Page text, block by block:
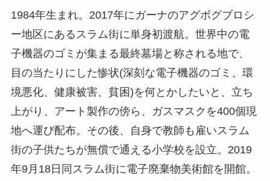
1984年生まれ。2017年にガーナのアグボグブロシ
ー地区にあるスラム街に単身初渡航。世界中の電
子機器のゴミが集まる最終墓場と称される地で、
目の当たりにした惨状(深刻な電子機器のゴミ、環
境悪化、健康被害、貧困)を何とかしたいと、立ち
上がり、アート製作の傍ら、ガスマスクを400個現
地へ運び配布。その後、自身で教師も雇いスラム
街の子供たちが無償で通える小学校を設立。2019
年9月18日同スラム街に電子廃棄物美術館を開館。